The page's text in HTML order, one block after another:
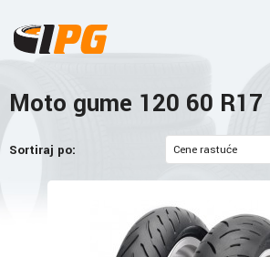
Moto gume 120 60 R17
Sortiraj po: